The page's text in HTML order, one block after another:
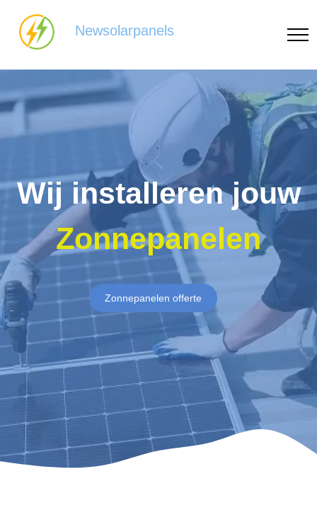
Newsolarpanels
Wij installeren jouw
Zonnepanelen
Zonnepanelen offerte